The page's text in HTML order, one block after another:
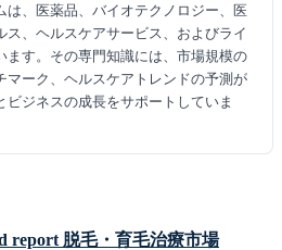
は、医薬品、バイオテクノロジー、医
、ヘルスケアサービス、およびライ
ます。その専門知識には、市場規模の
マーク、ヘルスケアトレンドの予測が
ジネスの成長をサポートしていま
脱毛・育毛治療市場